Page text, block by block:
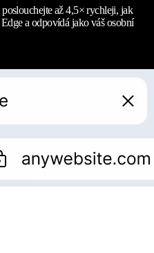
poslouchejte až 4,5× rychleji, jak
a odpovídá jako váš osobní